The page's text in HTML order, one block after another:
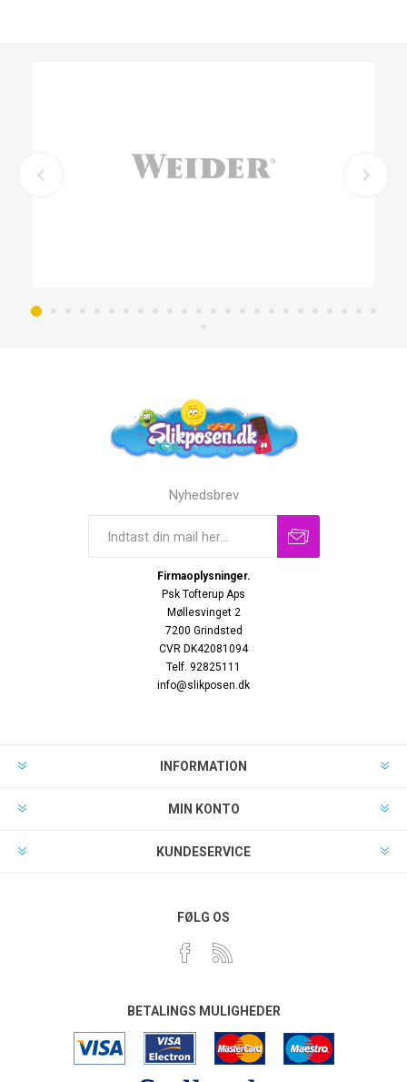
Nyhedsbrev
Firmaoplysninger.
Psk Tofterup Aps
Møllesvinget 2
7200 Grindsted
CVR DK42081094
Telf. 92825111
info@slikposen.dk
INFORMATION
MIN KONTO
KUNDESERVICE
FØLG OS
BETALINGS MULIGHEDER